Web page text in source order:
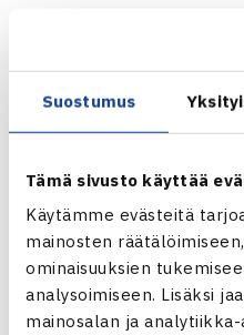
Suostumus
Tämä sivusto käyttää
Käytämme evästeitä
mainosten
ominaisuuksien
analysoimiseen. Lisäksi
mainosalan ja
-Suomen Tennisliitolle on
yhteistyötä luotettavan ja
kanssa. Yhteistyön avulla
edellytyksiä kehittyä
ST1:n verkkosivut
Jaa: